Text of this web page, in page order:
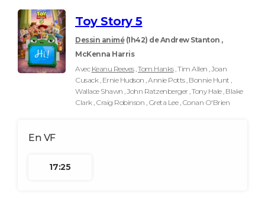
Toy Story 5
Dessin animé (1h42) de Andrew Stanton ,
McKenna Harris
Avec Keanu Reeves, Tom Hanks, Tim Allen , Joan
Cusack , Ernie Hudson , Annie Potts , Bonnie Hunt ,
Wallace Shawn , John Ratzenberger , Tony Hale , Blake
Clark , Craig Robinson , Greta Lee , Conan O'Brien
17:25